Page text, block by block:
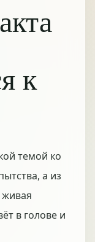
к
темой ко
а из
живая
в голове и